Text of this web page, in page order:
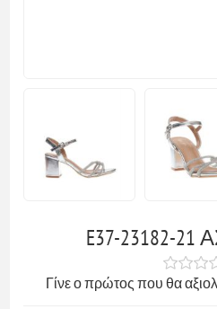
E37-23182-21
Γίνε ο πρώτος που θα